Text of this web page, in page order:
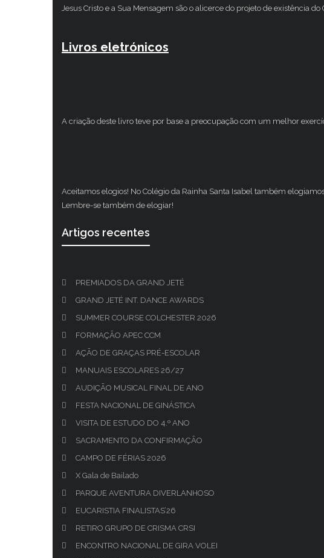
Jesus Cristo e a Sua Mensagem são o alicerce do projeto de existência
Livros eletrónicos
A criação deste livro teve por base a preocupação com um melhor
Aceitamos elogios! No Colégio da Rainha Santa Isabel também
Lembre-se também de elogiar!
Artigos recentes
PREMIADOS DA GRAND JETÉ
GRAND JETÉ INT. DANCE AWARDS
SUMMER COURSE COLCHESTER 2026
FORMAÇÃO APEC CCM
AÇÃO DE GRAÇAS PRÉ-ESCOLAR
MANUAIS ESCOLARES 26/27
AUDIÇÃO MUSICAL FINAL DE ANO
FESTA NACIONAL DE GINÁSTICA
VISITA DE ESTUDO DO 4.º ANO
SACRAMENTO DA CONFIRMAÇÃO
CAMPO DE FÉRIAS 2026
X Gala de Bailado
PARQUE AVENTURA DIVERLANHOSO
EUCARISTIA FINALISTAS’26
RETIRO GRUPO DE CRISMA CRSI
ENCONTRO NACIONAL DE GIRA VOLEI